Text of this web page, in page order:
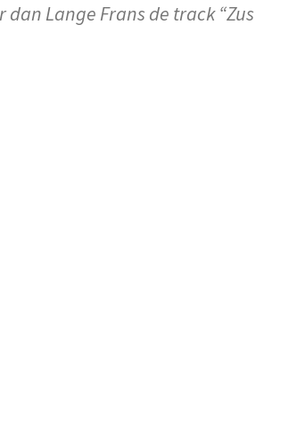
Lange Frans de track “Zus